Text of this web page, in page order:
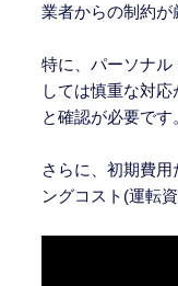
業者からの制約が
特に、パーソナ
しては慎重な対
と確認が必要です
さらに、初期費
ングコスト(運転